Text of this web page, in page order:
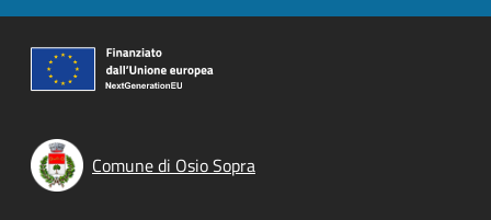
Comune di Osio Sopra